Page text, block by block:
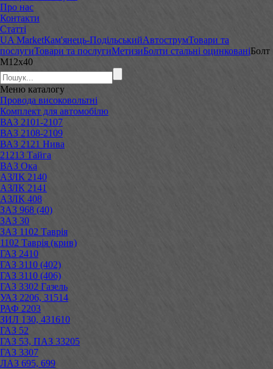
Про нас
Контакти
Статті
UA MarketКам'янець-ПодільськийАвтострумТовари та
послугиТовари та послугиМетизиБолти стальні оцинкованіБолт
М12х40
Меню каталогу
Провода високовольтні
Комплект для автомобілю
ВАЗ 2101-2107
ВАЗ 2108-2109
ВАЗ 2121 Нива
21213 Тайга
ВАЗ Ока
АЗЛК 2140
АЗЛК 2141
АЗЛК 408
ЗАЗ 968 (40)
ЗАЗ 30
ЗАЗ 1102 Таврія
1102 Таврія (крив)
ГАЗ 2410
ГАЗ 3110 (402)
ГАЗ 3110 (406)
ГАЗ 3302 Газель
УАЗ 2206, 31514
РАФ 2203
ЗИЛ 130, 431610
ГАЗ 52
ГАЗ 53, ПАЗ 33205
ГАЗ 3307
ЛАЗ 695, 699